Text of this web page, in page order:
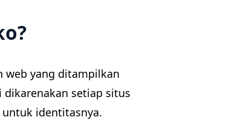
web yang ditampilkan
setiap situs
identitasnya.